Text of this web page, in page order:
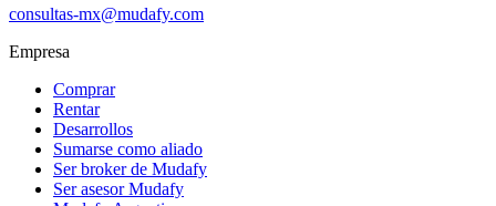
consultas-mx@mudafy.com
Empresa
Comprar
Rentar
Desarrollos
Sumarse como aliado
Ser broker de Mudafy
Ser asesor Mudafy